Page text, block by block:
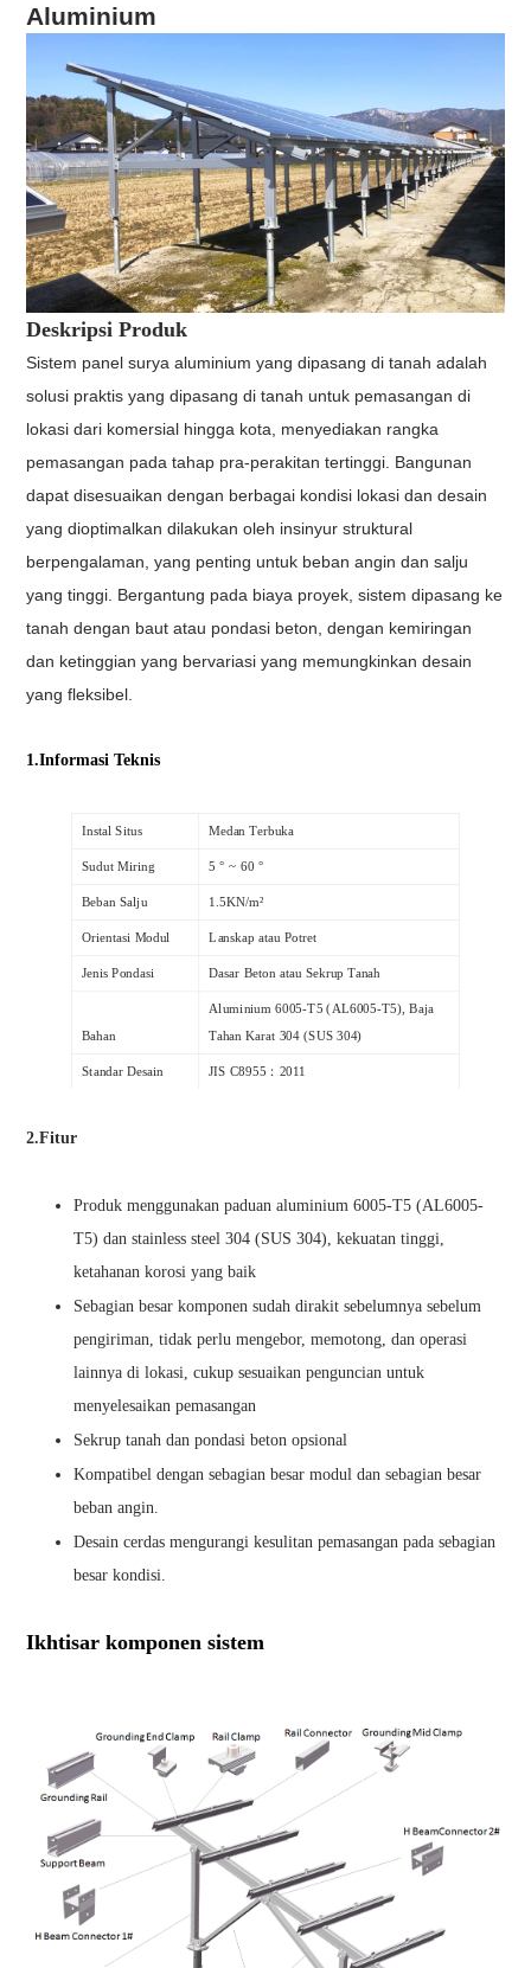
Aluminium
Deskripsi Produk
Sistem panel surya aluminium yang dipasang di tanah adalah
solusi praktis yang dipasang di tanah untuk pemasangan di
lokasi dari komersial hingga kota, menyediakan rangka
pemasangan pada tahap pra-perakitan tertinggi. Bangunan
dapat disesuaikan dengan berbagai kondisi lokasi dan desain
yang dioptimalkan dilakukan oleh insinyur struktural
berpengalaman, yang penting untuk beban angin dan salju
yang tinggi. Bergantung pada biaya proyek, sistem dipasang ke
tanah dengan baut atau pondasi beton, dengan kemiringan
dan ketinggian yang bervariasi yang memungkinkan desain
yang fleksibel.
1.Informasi Teknis
Instal Situs Medan Terbuka
Sudut Miring 5 ° ~ 60 °
Beban Salju 1.5KN/m²
Orientasi Modul Lanskap atau Potret
Jenis Pondasi Dasar Beton atau Sekrup Tanah
Bahan
Aluminium 6005-T5 (AL6005-T5), Baja
Tahan Karat 304 (SUS 304)
Standar Desain JIS C8955：2011
2.Fitur
Produk menggunakan paduan aluminium 6005-T5 (AL6005-
T5) dan stainless steel 304 (SUS 304), kekuatan tinggi,
ketahanan korosi yang baik
Sebagian besar komponen sudah dirakit sebelumnya sebelum
pengiriman, tidak perlu mengebor, memotong, dan operasi
lainnya di lokasi, cukup sesuaikan penguncian untuk
menyelesaikan pemasangan
Sekrup tanah dan pondasi beton opsional
Kompatibel dengan sebagian besar modul dan sebagian besar
beban angin.
Desain cerdas mengurangi kesulitan pemasangan pada sebagian
besar kondisi.
Ikhtisar komponen sistem